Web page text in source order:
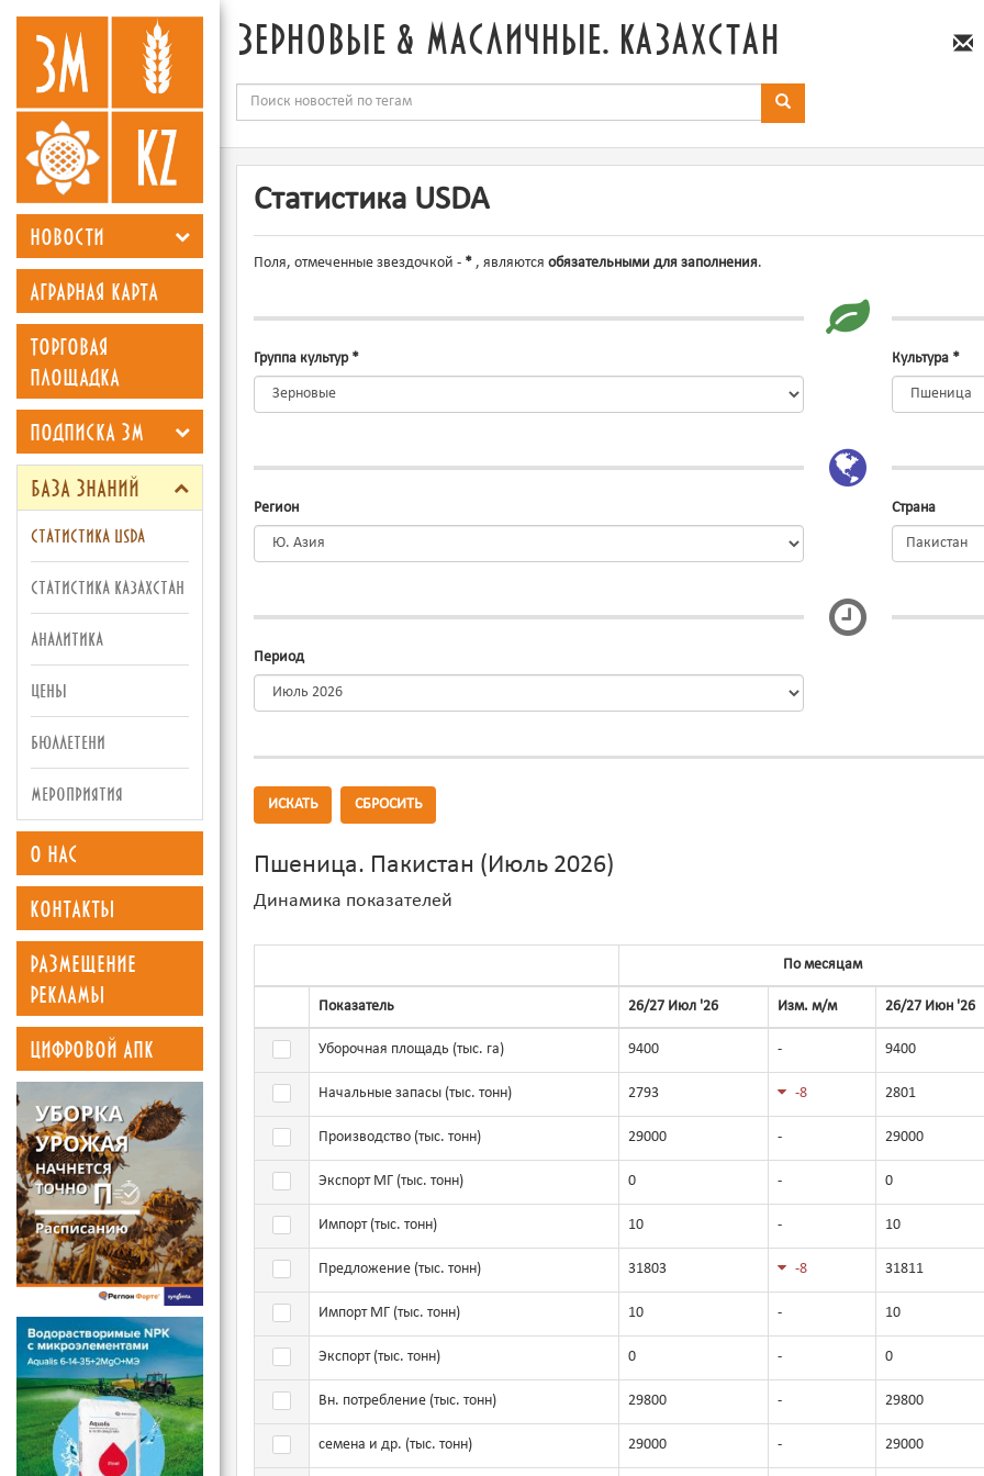
новости
аграрная карта
торговая
площадка
подписка зм
база знаний
статистика usda
статистика казахстан
аналитика
цены
бюллетени
мероприятия
о нас
контакты
размещение
рекламы
цифровой апк
зерновые & масличные. казахстан
Статистика USDA
Поля, отмеченные звездочкой - * , являются обязательными для заполнения.
Группа культур * Культура *
Регион Страна
Пакистан
Период
ИСКАТЬ СБРОСИТЬ
Пшеница. Пакистан (Июль 2026)
Динамика показателей
По месяцам
Показатель 26/27 Июл '26 Изм. м/м 26/27 Июн '26
Выбрать показатель
Уборочная площадь (тыс. га) 9400 - 9400
Выбрать показатель
Начальные запасы (тыс. тонн) 2793 -8 2801
Выбрать показатель
Производство (тыс. тонн) 29000 - 29000
Выбрать показатель
Экспорт МГ (тыс. тонн) 0 - 0
Выбрать показатель
Импорт (тыс. тонн) 10 - 10
Выбрать показатель
Предложение (тыс. тонн) 31803 -8 31811
Выбрать показатель
Импорт МГ (тыс. тонн) 10 - 10
Выбрать показатель
Экспорт (тыс. тонн) 0 - 0
Выбрать показатель
Вн. потребление (тыс. тонн) 29800 - 29800
Выбрать показатель
семена и др. (тыс. тонн) 29000 - 29000